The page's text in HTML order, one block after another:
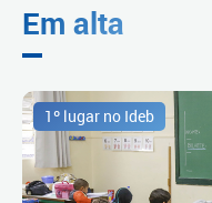
Em alta
1º lugar no Ideb